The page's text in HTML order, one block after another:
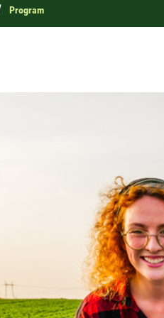
Program